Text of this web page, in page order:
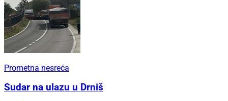
Prometna nesreća
Sudar na ulazu u Drniš